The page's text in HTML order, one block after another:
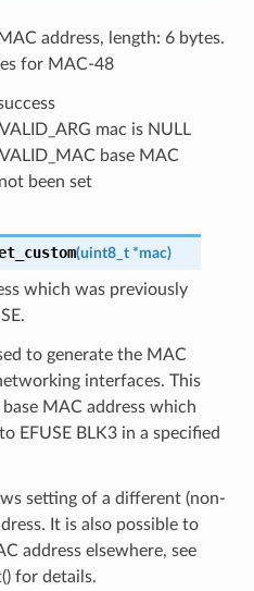
address, length: 6 bytes.
for MAC-48
mac is NULL
base MAC
been set
(uint8_t *mac)
which was previously
to generate the MAC
interfaces. This
MAC address which
EFUSE BLK3 in a specified
setting of a different (non-
It is also possible to
address elsewhere, see
for details.